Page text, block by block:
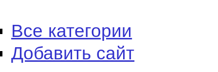
Все категории
Добавить сайт